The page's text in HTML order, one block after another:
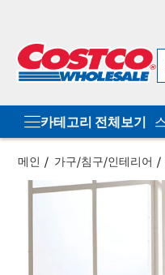
카테고리 전체보기
메인 가구/침구/인테리어